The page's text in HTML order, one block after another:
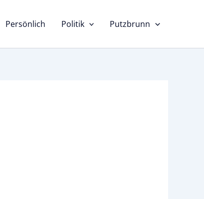
Persönlich Politik Putzbrunn